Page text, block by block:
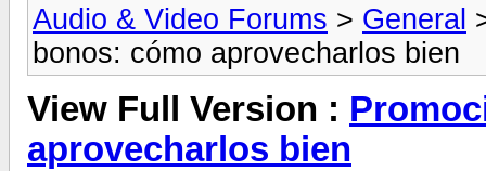
Audio & Video Forums > General
bonos: cómo aprovecharlos bien
View Full Version :
aprovecharlos bien